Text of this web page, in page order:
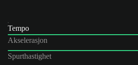
Tempo
Akselerasjon
Spurthastighet